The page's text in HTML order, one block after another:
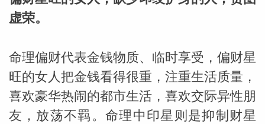
虚荣。
命理偏财代表金钱物质、临时享受，偏财星
旺的女人把金钱看得很重，注重生活质量，
喜欢豪华热闹的都市生活，喜欢交际异性朋
友，放荡不羁。命理中印星则是抑制财星